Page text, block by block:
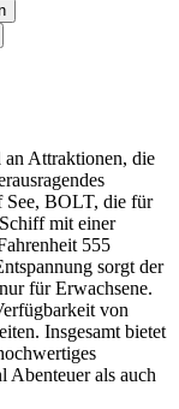
Attraktionen, die
See, BOLT, die für
mit einer
555
sorgt der
für Erwachsene.
von
Insgesamt bietet
Abenteuer als auch